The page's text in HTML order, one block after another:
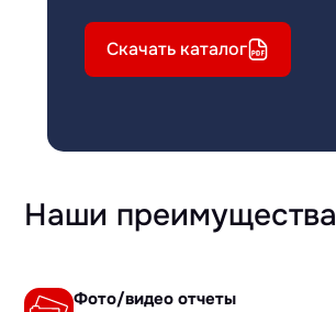
Скачать каталог
Наши преимущества
Фото/видео отчеты